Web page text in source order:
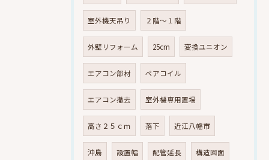
室外機天吊り ２階～１階
外壁リフォーム 25cm 変換ユニオン
エアコン部材 ペアコイル
エアコン撤去 室外機専用置場
高さ２５ｃｍ 落下 近江八幡市
沖島 設置幅 配管延長 構造図面